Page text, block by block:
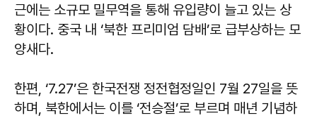
근에는 소규모 밀무역을 통해 유입량이 늘고 있는 상
황이다. 중국 내 ‘북한 프리미엄 담배’로 급부상하는 모
양새다.
한편, ‘7.27’은 한국전쟁 정전협정일인 7월 27일을 뜻
하며, 북한에서는 이를 ‘전승절’로 부르며 매년 기념하